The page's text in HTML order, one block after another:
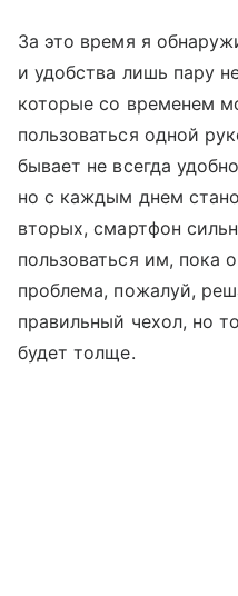
За это время я
и удобства лишь пару
которые со временем
пользоваться одной
бывает не всегда
но с каждым днем
вторых, смартфон
пользоваться им, пока
проблема, пожалуй,
правильный чехол, но
будет толще.